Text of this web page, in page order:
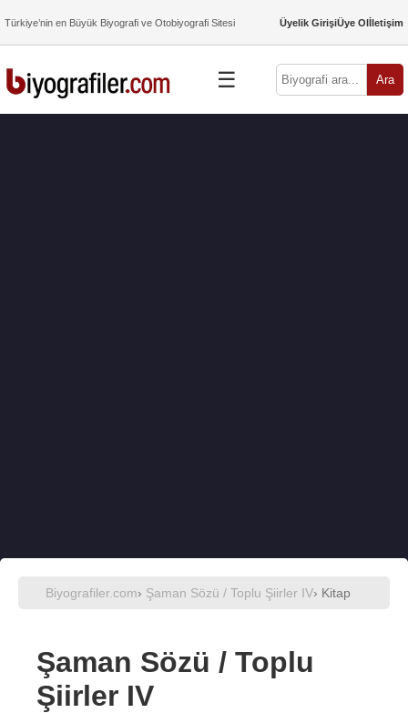
Türkiye’nin en Büyük Biyografi ve Otobiyografi Sitesi Üyelik GirişiÜye Olİletişim
☰ Ara
Biyografiler.com› Şaman Sözü / Toplu Şiirler IV› Kitap
Şaman Sözü / Toplu
Şiirler IV